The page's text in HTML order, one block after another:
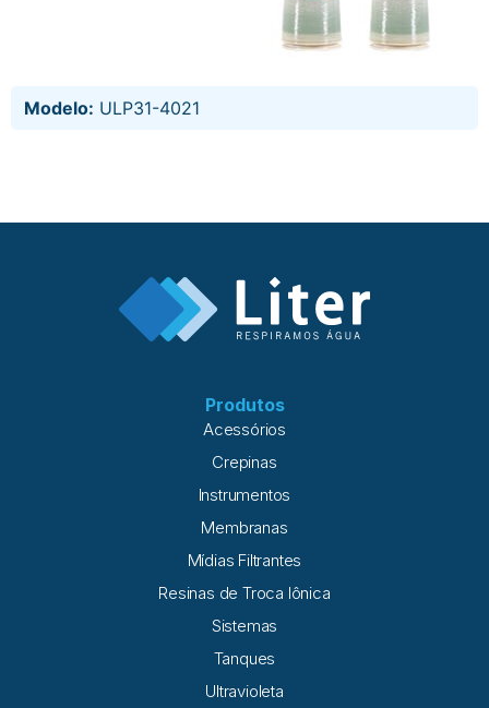
Modelo: ULP31-4021
Produtos
Acessórios
Crepinas
Instrumentos
Membranas
Mídias Filtrantes
Resinas de Troca Iônica
Sistemas
Tanques
Ultravioleta